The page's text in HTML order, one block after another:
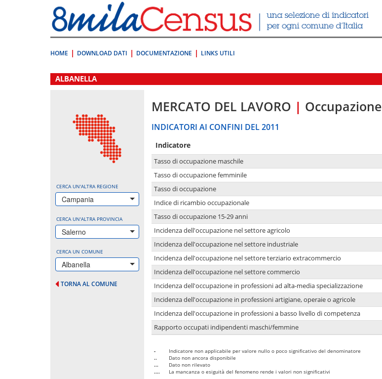
direttamente
a:
Contenuto
HOME DOWNLOAD DATI DOCUMENTAZIONE LINKS UTILI
.
ALBANELLA
CERCA UN'ALTRA REGIONE
Campania
CERCA UN'ALTRA PROVINCIA
Salerno
CERCA UN COMUNE
Albanella
TORNA AL COMUNE
MERCATO DEL LAVORO | Occupazione
INDICATORI AI CONFINI DEL 2011
Indicatore
Tasso di occupazione maschile
Tasso di occupazione femminile
Tasso di occupazione
Indice di ricambio occupazionale
Tasso di occupazione 15-29 anni
Incidenza dell'occupazione nel settore agricolo
Incidenza dell'occupazione nel settore industriale
Incidenza dell'occupazione nel settore terziario extracommercio
Incidenza dell'occupazione nel settore commercio
Incidenza dell'occupazione in professioni ad alta-media specializzazione
Incidenza dell'occupazione in professioni artigiane, operaie o agricole
Incidenza dell'occupazione in professioni a basso livello di competenza
Rapporto occupati indipendenti maschi/femmine
-
Indicatore non applicabile per valore nullo o poco significativo del denominatore
..
Dato non ancora disponibile
...
Dato non rilevato
....
La mancanza o esiguità del fenomeno rende i valori non significativi